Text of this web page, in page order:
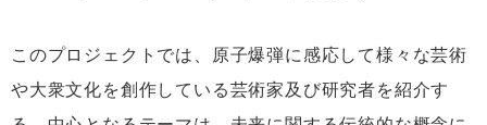
このプロジェクトでは、原子爆弾に感応して様々な芸術
や大衆文化を創作している芸術家及び研究者を紹介す